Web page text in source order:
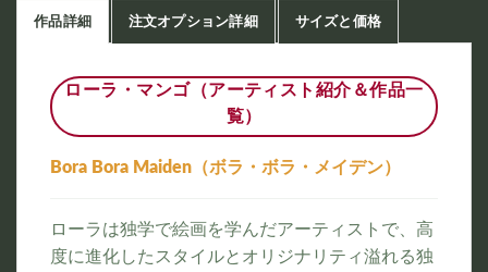
作品詳細 注文オプション詳細 サイズと価格
ローラ・マンゴ（アーティスト紹介＆作品一
覧）
Bora Bora Maiden（ボラ・ボラ・メイデン）
ローラは独学で絵画を学んだアーティストで、高
度に進化したスタイルとオリジナリティ溢れる独